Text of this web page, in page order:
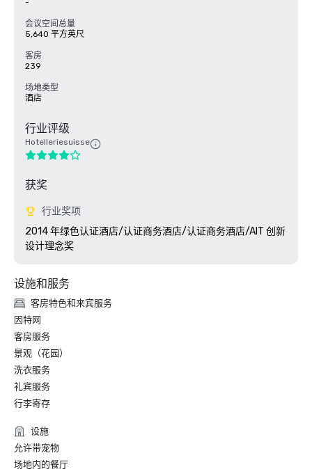
-
会议空间总量
5,640 平方英尺
客房
239
场地类型
酒店
行业评级
Hotelleriesuisse
获奖
行业奖项
2014 年绿色认证酒店/认证商务酒店/认证商务酒店/AIT 创新
设计理念奖
设施和服务
客房特色和来宾服务
因特网
客房服务
景观（花园）
洗衣服务
礼宾服务
行李寄存
设施
允许带宠物
场地内的餐厅